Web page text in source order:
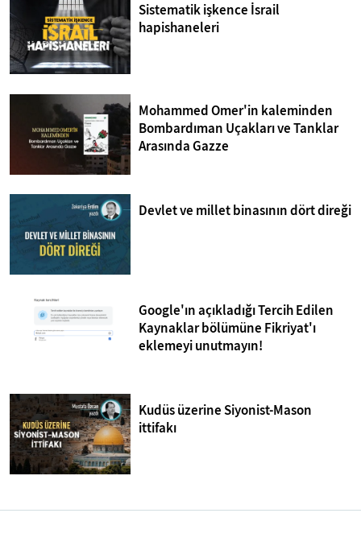
Sistematik işkence İsrail
hapishaneleri
Mohammed Omer'in kaleminden
Bombardıman Uçakları ve Tanklar
Arasında Gazze
Devlet ve millet binasının dört direği
Google'ın açıkladığı Tercih Edilen
Kaynaklar bölümüne Fikriyat'ı
eklemeyi unutmayın!
Kudüs üzerine Siyonist-Mason
ittifakı